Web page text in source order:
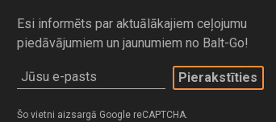
Esi informēts par aktuālākajiem ceļojumu
piedāvājumiem un jaunumiem no Balt-Go!
Jūsu e-pasts
Šo vietni aizsargā Google reCAPTCHA.